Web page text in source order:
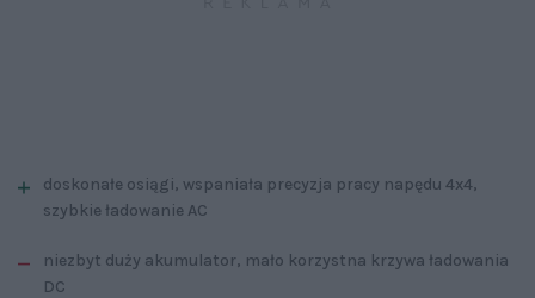
doskonałe osiągi, wspaniała precyzja pracy napędu 4x4,
szybkie ładowanie AC
niezbyt duży akumulator, mało korzystna krzywa ładowania
DC